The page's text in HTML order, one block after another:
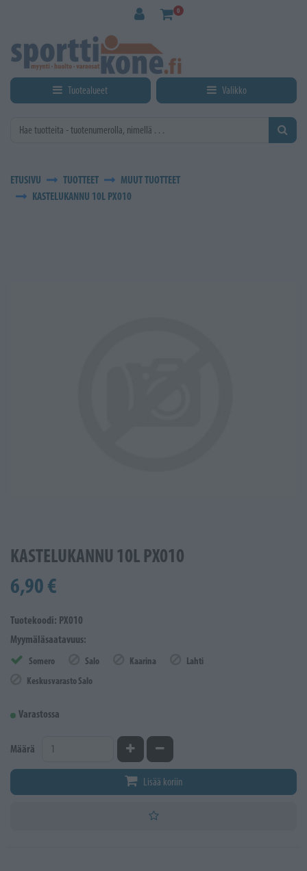
0
Tuotealueet Valikko
ETUSIVU TUOTTEET
MUUT TUOTTEET
KASTELUKANNU 10L PX010
KASTELUKANNU 10L PX010
6,90 €
Tuotekoodi: PX010
Myymäläsaatavuus:
Somero Salo Kaarina
Lahti
Keskusvarasto Salo
Varastossa
Määrä Kasvata määrääVähennä määrää
Lisää koriin